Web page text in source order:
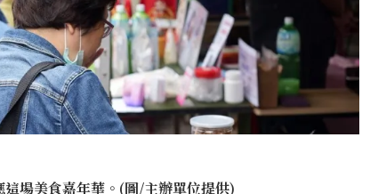
場美食嘉年華。(圖/主辦單位提供)